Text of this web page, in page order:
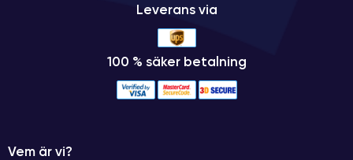
Leverans via
100 % säker betalning
Vem är vi?